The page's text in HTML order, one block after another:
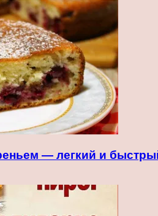
— легкий и